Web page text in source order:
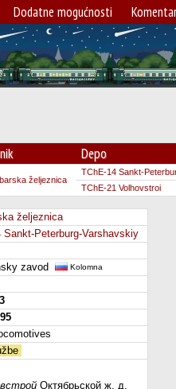
Dodatne mogućnosti
Depo
željeznica
TChE-14 Sankt-
TChE-21 Volhovstroi
željeznica
Sankt-Peterburg-Varshavskiy
zavod Kolomna
Октябрьской ж. д.